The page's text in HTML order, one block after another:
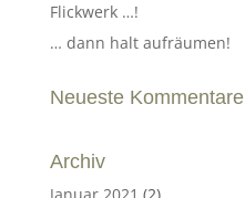
Flickwerk …!
… dann halt aufräumen!
Neueste Kommentare
Archiv